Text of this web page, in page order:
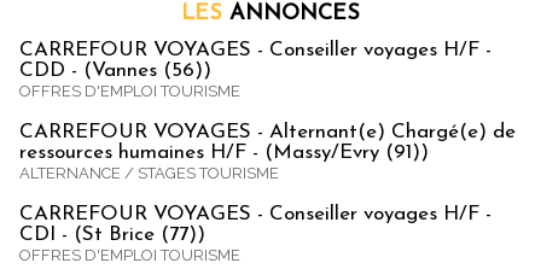
LES ANNONCES
CARREFOUR VOYAGES - Conseiller voyages H/F -
CDD - (Vannes (56))
OFFRES D'EMPLOI TOURISME
CARREFOUR VOYAGES - Alternant(e) Chargé(e) de
ressources humaines H/F - (Massy/Evry (91))
ALTERNANCE / STAGES TOURISME
CARREFOUR VOYAGES - Conseiller voyages H/F -
CDI - (St Brice (77))
OFFRES D'EMPLOI TOURISME